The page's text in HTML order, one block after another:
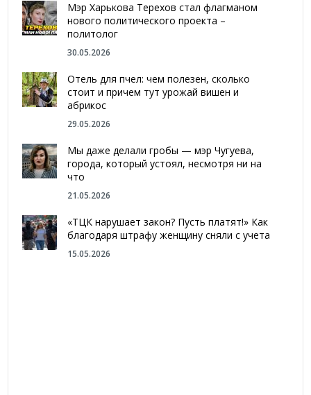
Мэр Харькова Терехов стал флагманом
нового политического проекта –
политолог
30.05.2026
Отель для пчел: чем полезен, сколько
стоит и причем тут урожай вишен и
абрикос
29.05.2026
Мы даже делали гробы — мэр Чугуева,
города, который устоял, несмотря ни на
что
21.05.2026
«ТЦК нарушает закон? Пусть платят!» Как
благодаря штрафу женщину сняли с учета
15.05.2026